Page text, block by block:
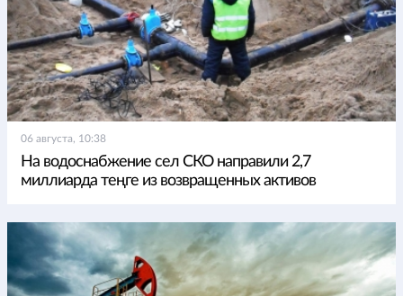
06 августа, 10:38
На водоснабжение сел СКО направили 2,7
миллиарда теңге из возвращенных активов